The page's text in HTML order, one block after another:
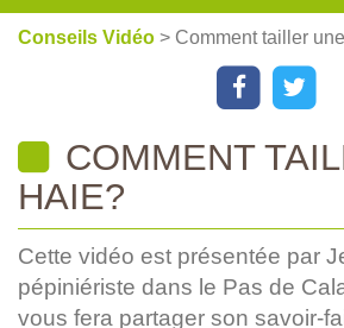
Conseils Vidéo > Comment tailler
COMMENT
HAIE?
Cette vidéo est présentée par
pépiniériste dans le Pas de
vous fera partager son savoir-